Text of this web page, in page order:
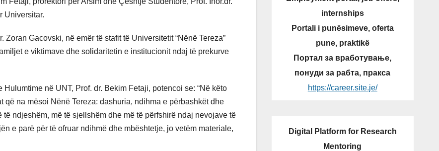
Universitar.
Gacovski, në emër të stafit të Universitetit “Nënë Tereza”
e viktimave dhe solidaritetin e institucionit ndaj të prekurve
në UNT, Prof. dr. Bekim Fetaji, potencoi se: “Në këto
që na mësoi Nënë Tereza: dashuria, ndihma e përbashkët dhe
ndjeshëm, më të sjellshëm dhe më të përfshirë ndaj nevojave të
e parë për të ofruar ndihmë dhe mbështetje, jo vetëm materiale,
internships
Portali i punësimeve, oferta
pune, praktikë
Портал за вработување,
понуди за рабта, пракса
https://career.site.je/
Digital Platform for Research
Mentoring